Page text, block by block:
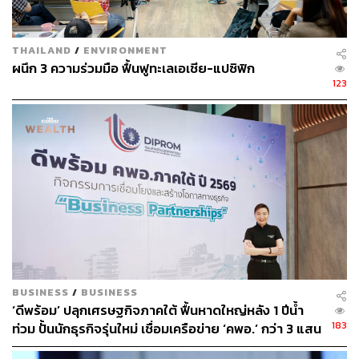
THAILAND / ENVIRONMENT
ผนึก 3 ความร่วมมือ ฟื้นฟูทะเลเอเชีย-แปซิฟิก
123
BUSINESS / BUSINESS
‘ดีพร้อม’ ปลุกเศรษฐกิจภาคใต้ ฟื้นหาดใหญ่หลัง 1 ปีน้ำ
ท่วม ปั้นนักธุรกิจรุ่นใหม่ เชื่อมเครือข่าย ‘คพอ.’ กว่า 3 แสน
ล้าน
183